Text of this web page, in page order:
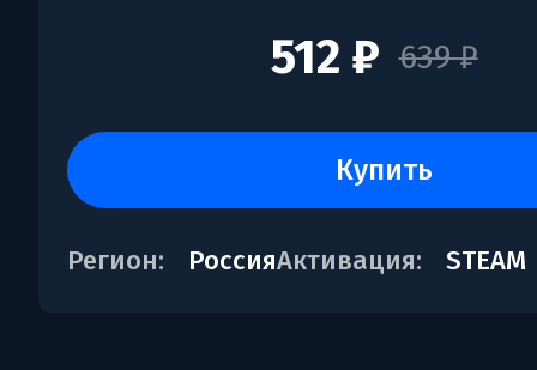
639 ₽
512 ₽
купить
Регион: РоссияАктивация: STEAM